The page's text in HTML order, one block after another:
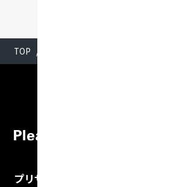
TOP
プリザンターについて